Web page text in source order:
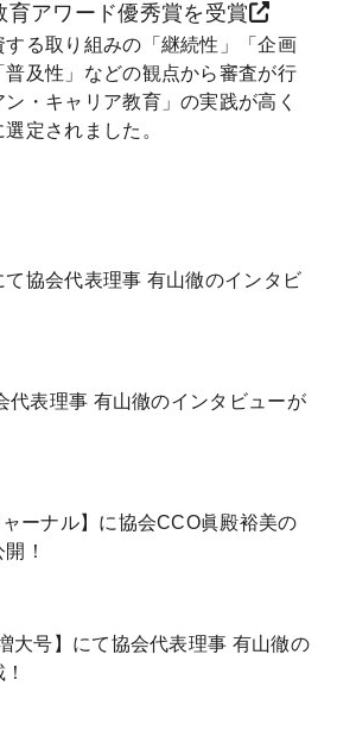
育アワード優秀賞を受賞
る取り組みの「継続性」「企画
及性」などの観点から審査が行
・キャリア教育」の実践が高く
定されました。
て協会代表理事 有山徹のインタビ
代表理事 有山徹のインタビューが
ャーナル】に協会CCO眞殿裕美の
！
大号】にて協会代表理事 有山徹の